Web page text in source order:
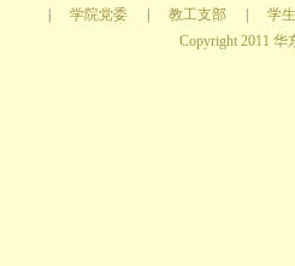
学院党委 教工支部
学
Copyright 2011 华